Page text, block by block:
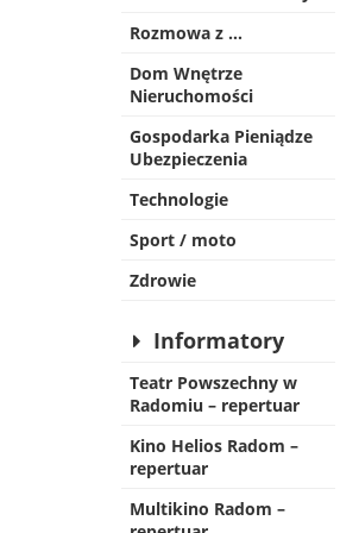
Rozmowa z …
Dom Wnętrze
Nieruchomości
Gospodarka Pieniądze
Ubezpieczenia
Technologie
Sport / moto
Zdrowie
Informatory
Teatr Powszechny w
Radomiu – repertuar
Kino Helios Radom –
repertuar
Multikino Radom –